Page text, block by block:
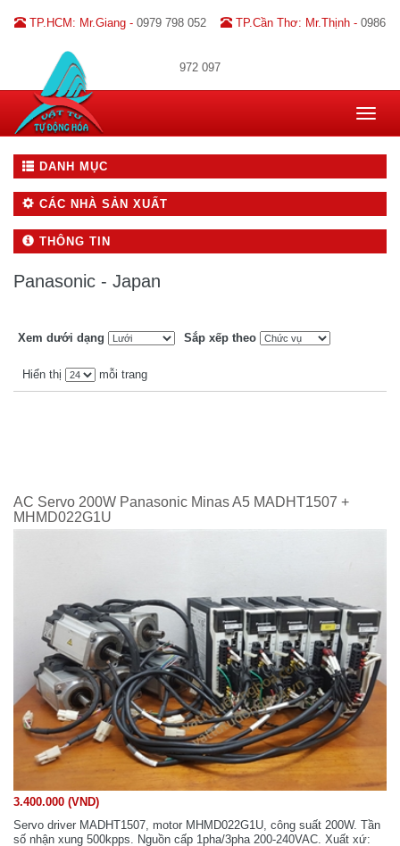
TP.HCM: Mr.Giang - 0979 798 052 TP.Cần Thơ: Mr.Thịnh - 0986
972 097
Toggle
DANH MỤC
CÁC NHÀ SẢN XUẤT
THÔNG TIN
Panasonic - Japan
Xem dưới dạng Sắp xếp theo
Hiển thị mỗi trang
AC Servo 200W Panasonic Minas A5 MADHT1507 +
MHMD022G1U
3.400.000 (VND)
Servo driver MADHT1507, motor MHMD022G1U, công suất 200W. Tần
số nhận xung 500kpps. Nguồn cấp 1pha/3pha 200-240VAC. Xuất xứ: